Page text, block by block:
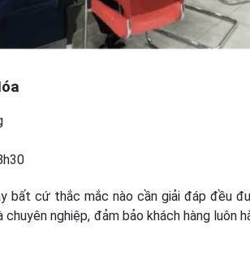
bất cứ thắc mắc nào cần giải đáp đều
nghiệp, đảm bảo khách hàng luôn